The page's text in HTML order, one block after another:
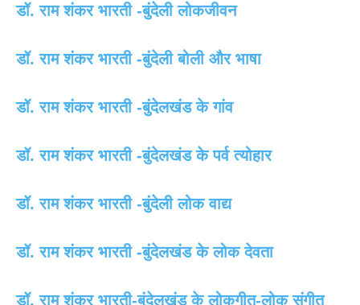
डॉ. राम शंकर भारती -बुंदेली लोकजीवन
डॉ. राम शंकर भारती -बुंदेली बोली और भाषा
डॉ. राम शंकर भारती -बुंदेलखंड के गांव
डॉ. राम शंकर भारती -बुंदेलखंड के पर्व त्योहार
डॉ. राम शंकर भारती -बुंदेली लोक वाद्य
डॉ. राम शंकर भारती -बुंदेलखंड के लोक देवता
डॉ. राम शंकर भारती-बुंदेलखंड के लोकगीत-लोक संगीत